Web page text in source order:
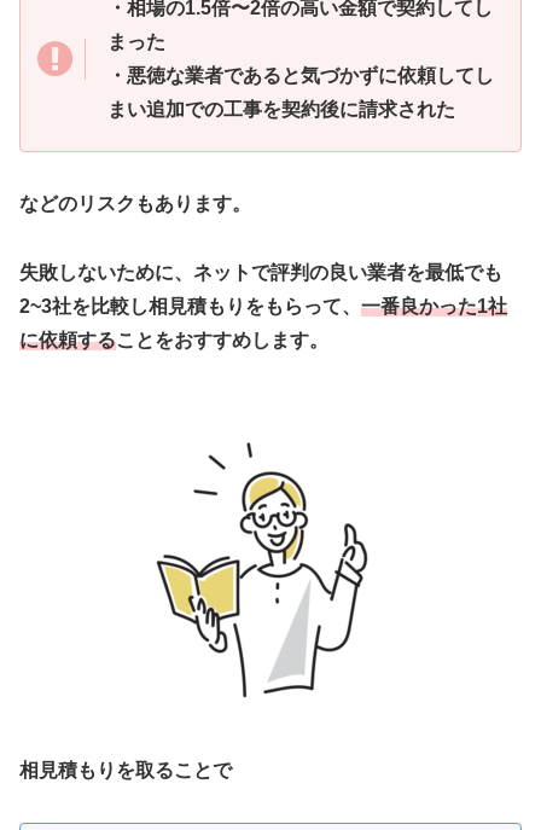
・相場の1.5倍〜2倍の高い金額で契約してし
まった
・悪徳な業者であると気づかずに依頼してし
まい追加での工事を契約後に請求された
などのリスクもあります。
失敗しないために、ネットで評判の良い業者を最低でも
2~3社を比較し相見積もりをもらって、 一番良かった1社
に依頼することをおすすめします。
相見積もりを取ることで